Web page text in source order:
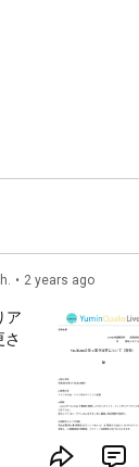
• 2 years ago
ア